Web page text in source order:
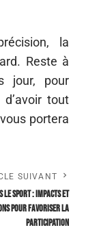
la
Reste à
jour, pour
tout
portera
SUIVANT
le sport : impacts et
pour favoriser la
participation